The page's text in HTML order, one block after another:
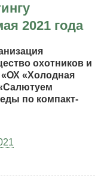
2021 года
охотников и
«Холодная
по компакт-